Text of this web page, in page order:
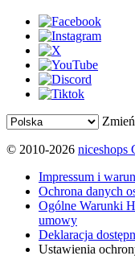
© 2010-2026 niceshops
Impressum i
Ochrona danych
Ogólne Warunki
umowy
Deklaracja
Ustawienia